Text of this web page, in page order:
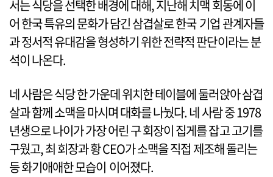
서는 식당을 선택한 배경에 대해, 지난해 치맥 회동에 이
어 한국 특유의 문화가 담긴 삼겹살로 한국 기업 관계자들
과 정서적 유대감을 형성하기 위한 전략적 판단이라는 분
석이 나온다.
네 사람은 식당 한 가운데 위치한 테이블에 둘러앉아 삼겹
살과 함께 소맥을 마시며 대화를 나눴다. 네 사람 중 1978
년생으로 나이가 가장 어린 구 회장이 집게를 잡고 고기를
구웠고, 최 회장과 황 CEO가 소맥을 직접 제조해 돌리는
등 화기애애한 모습이 이어졌다.